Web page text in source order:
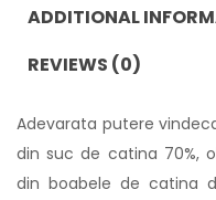
ADDITIONAL
REVIEWS (0)
Adevarata putere
din suc de catina 70%,
din boabele de catina